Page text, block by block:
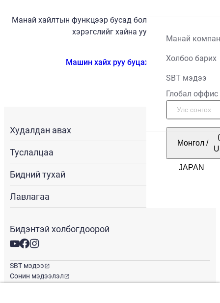
Манай
Холбоо барих
SBT мэдээ
Глобал оффис
Монгол /
Манай хайлтын функцээр бусад боломжит тээврийн
хэрэгслийг хайна уу.
Машин хайх руу буцах
Худалдан авах
Туслалцаа
Бидний тухай
Лавлагаа
Бидэнтэй холбогдоорой
SBT мэдээ
Сонин мэдээлэл